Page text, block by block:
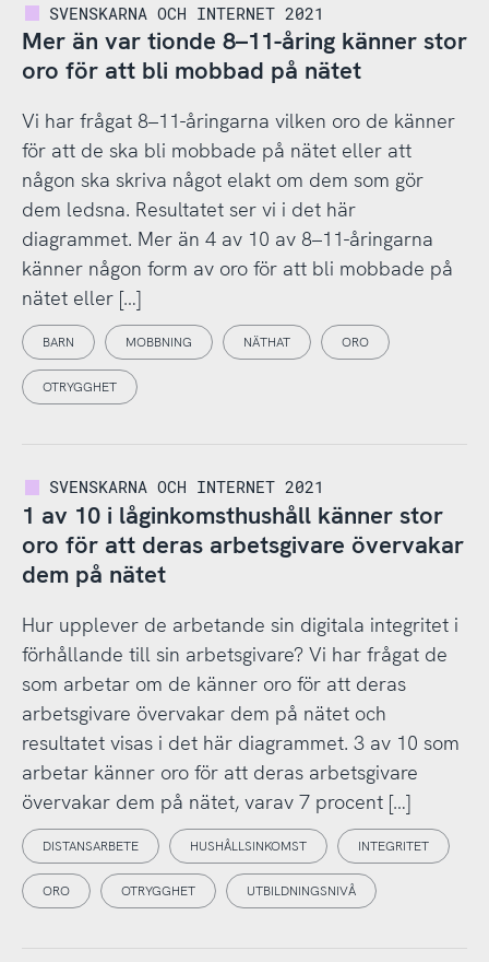
SVENSKARNA OCH INTERNET 2021
Mer än var tionde 8–11-åring känner stor
oro för att bli mobbad på nätet
Vi har frågat 8–11-åringarna vilken oro de känner
för att de ska bli mobbade på nätet eller att
någon ska skriva något elakt om dem som gör
dem ledsna. Resultatet ser vi i det här
diagrammet. Mer än 4 av 10 av 8–11-åringarna
känner någon form av oro för att bli mobbade på
nätet eller […]
BARN MOBBNING NÄTHAT ORO
OTRYGGHET
SVENSKARNA OCH INTERNET 2021
1 av 10 i låginkomsthushåll känner stor
oro för att deras arbetsgivare övervakar
dem på nätet
Hur upplever de arbetande sin digitala integritet i
förhållande till sin arbetsgivare? Vi har frågat de
som arbetar om de känner oro för att deras
arbetsgivare övervakar dem på nätet och
resultatet visas i det här diagrammet. 3 av 10 som
arbetar känner oro för att deras arbetsgivare
övervakar dem på nätet, varav 7 procent […]
DISTANSARBETE HUSHÅLLSINKOMST INTEGRITET
ORO OTRYGGHET UTBILDNINGSNIVÅ